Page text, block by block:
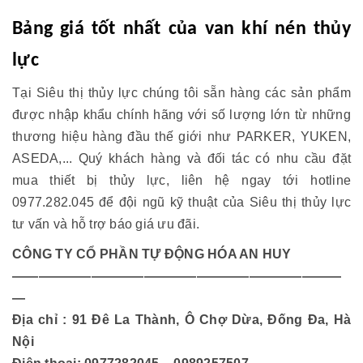
Bảng giá tốt nhất của van khí nén thủy
lực
Tại Siêu thị thủy lực chúng tôi sẵn hàng các sản phẩm
được nhập khẩu chính hãng với số lượng lớn từ những
thương hiệu hàng đầu thế giới như PARKER, YUKEN,
ASEDA,... Quý khách hàng và đối tác có nhu cầu đặt
mua thiết bị thủy lực, liên hệ ngay tới hotline
0977.282.045 để đội ngũ kỹ thuật của Siêu thị thủy lực
tư vấn và hỗ trợ báo giá ưu đãi.
CÔNG TY CỔ PHẦN TỰ ĐỘNG HÓA AN HUY
—————————————————————————
—
Địa chỉ : 91 Đê La Thành, Ô Chợ Dừa, Đống Đa, Hà
Nội